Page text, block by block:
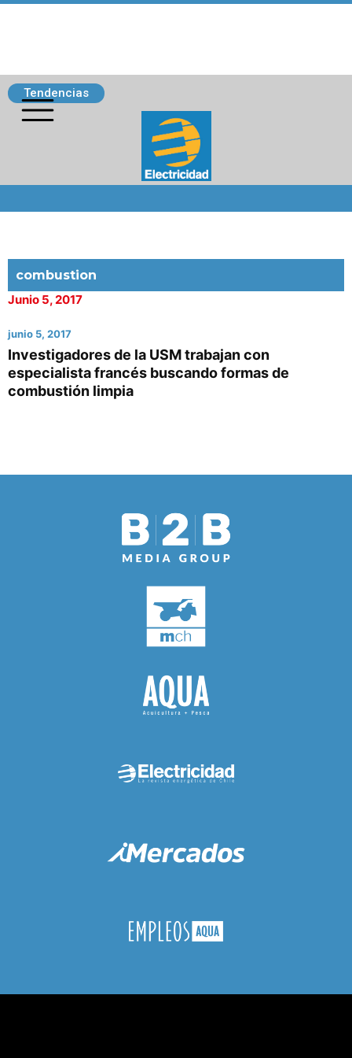
Tendencias
combustion
Junio 5, 2017
junio 5, 2017
Investigadores de la USM trabajan con
especialista francés buscando formas de
combustión limpia